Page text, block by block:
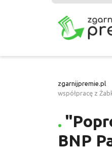
zgarnijpremie.pl
współpracę z
BNP